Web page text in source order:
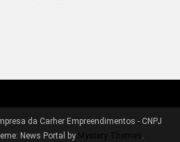
da Carher Empreendimentos - CNPJ
News Portal by Mystery Themes .